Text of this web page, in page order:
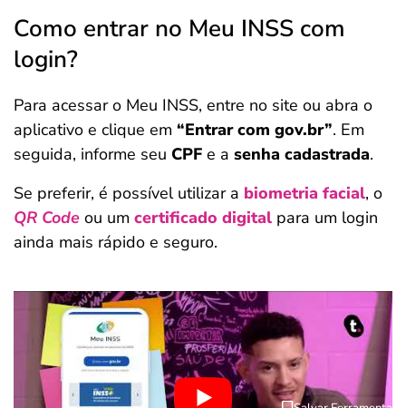
Como entrar no Meu INSS com
login?
Para acessar o Meu INSS, entre no site ou abra o
aplicativo e clique em “Entrar com gov.br”. Em
seguida, informe seu CPF e a senha cadastrada.
Se preferir, é possível utilizar a biometria facial, o
QR Code ou um certificado digital para um login
ainda mais rápido e seguro.